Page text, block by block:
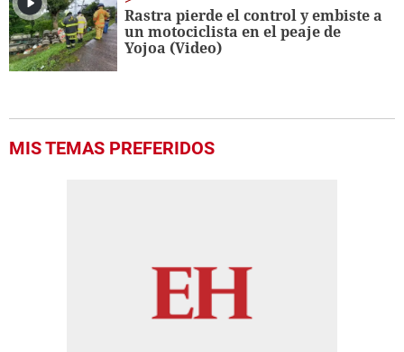
Rastra pierde el control y embiste a
un motociclista en el peaje de
Yojoa (Video)
MIS TEMAS PREFERIDOS